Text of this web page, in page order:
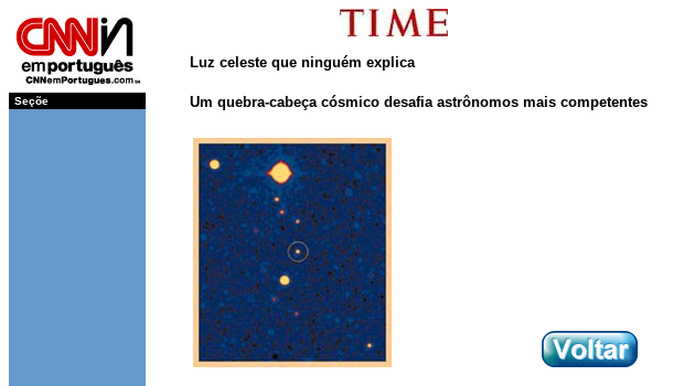
Seçõe
Luz celeste que ninguém explica
Um quebra-cabeça cósmico desafia astrônomos mais competentes